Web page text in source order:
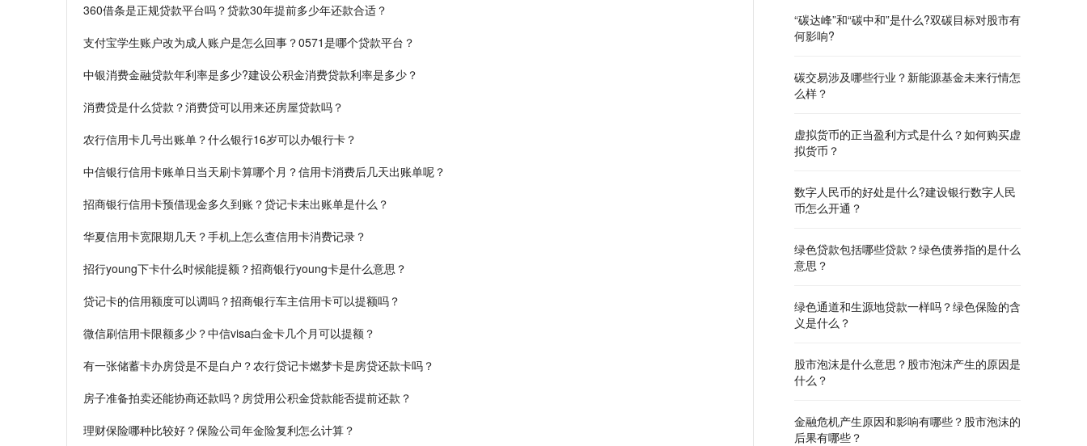
360借条是正规贷款平台吗？贷款30年提前多少年还款合适？
支付宝学生账户改为成人账户是怎么回事？0571是哪个贷款平台？
中银消费金融贷款年利率是多少?建设公积金消费贷款利率是多少？
消费贷是什么贷款？消费贷可以用来还房屋贷款吗？
农行信用卡几号出账单？什么银行16岁可以办银行卡？
中信银行信用卡账单日当天刷卡算哪个月？信用卡消费后几天出账单呢？
招商银行信用卡预借现金多久到账？贷记卡未出账单是什么？
华夏信用卡宽限期几天？手机上怎么查信用卡消费记录？
招行young下卡什么时候能提额？招商银行young卡是什么意思？
贷记卡的信用额度可以调吗？招商银行车主信用卡可以提额吗？
微信刷信用卡限额多少？中信visa白金卡几个月可以提额？
有一张储蓄卡办房贷是不是白户？农行贷记卡燃梦卡是房贷还款卡吗？
房子准备拍卖还能协商还款吗？房贷用公积金贷款能否提前还款？
理财保险哪种比较好？保险公司年金险复利怎么计算？
“碳达峰”和“碳中和”是什么?双碳目标对股市有
何影响?
碳交易涉及哪些行业？新能源基金未来行情怎
么样？
虚拟货币的正当盈利方式是什么？如何购买虚
拟货币？
数字人民币的好处是什么?建设银行数字人民
币怎么开通？
绿色贷款包括哪些贷款？绿色债券指的是什么
意思？
绿色通道和生源地贷款一样吗？绿色保险的含
义是什么？
股市泡沫是什么意思？股市泡沫产生的原因是
什么？
金融危机产生原因和影响有哪些？股市泡沫的
后果有哪些？